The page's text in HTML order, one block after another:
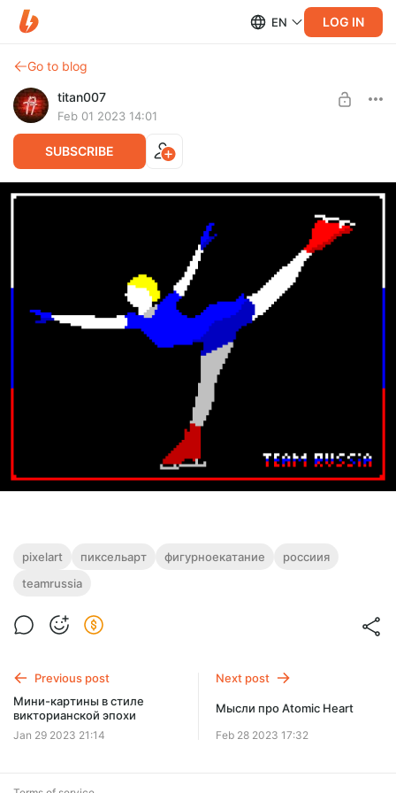
EN LOG IN
Go to blog
titan007
Feb 01 2023 14:01
SUBSCRIBE
pixelart пиксельарт фигурноекатание
россиия
teamrussia
Previous post
Мини-картины в стиле
викторианской эпохи
Jan 29 2023 21:14
Next post
Мысли про Atomic Heart
Feb 28 2023 17:32